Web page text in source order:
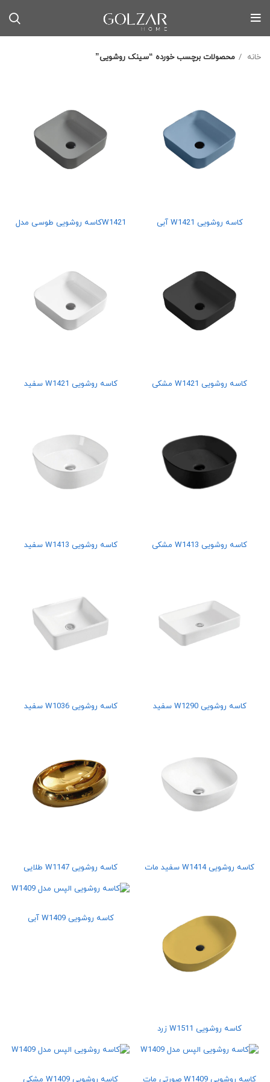
خانه محصولات برچسب خورده “سینک روشویی”
کاسه روشویی W1421 آبی W1421کاسه روشویی طوسی مدل
کاسه روشویی W1421 مشکی کاسه روشویی W1421 سفید
کاسه روشویی W1413 مشکی کاسه روشویی W1413 سفید
کاسه روشویی W1290 سفید کاسه روشویی W1036 سفید
کاسه روشویی W1414 سفید مات کاسه روشویی W1147 طلایی
کاسه روشویی W1511 زرد
کاسه روشویی W1409 آبی
کاسه روشویی W1409 صورتی مات کاسه روشویی W1409 مشکی